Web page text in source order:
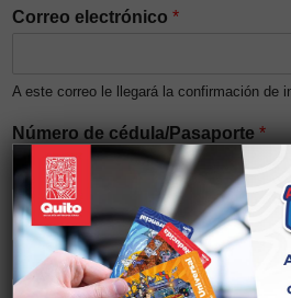
Correo electrónico *
A este correo le llegará la confirmación de
Número de cédula/Pasaporte *
Nivel de ingresos del núcleo